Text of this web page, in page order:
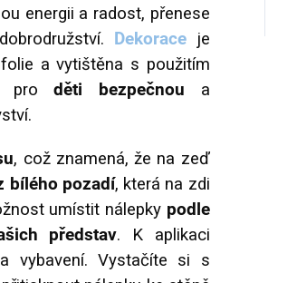
energii a radost, přenese
Dekorace je
a vytištěna s použitím
proděti bezpečnou a
, což znamená, že na zeď
bílého pozadí, která na zdi
umístit nálepky podle
představ. K aplikaci
vybavení. Vystačíte si s